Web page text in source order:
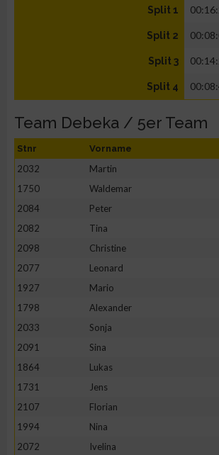
Split 1
Split 2
Split 3
Split 4
Team Debeka / 5er Team
Stnr Vorname
2032 Martin
1750
Waldemar
2084
Peter
2082
Tina
2098
Christine
2077
Leonard
1927
Mario
1798
Alexander
2033
Sonja
2091
Sina
1864
Lukas
1731
Jens
2107
Florian
1994
Nina
2072
Ivelina